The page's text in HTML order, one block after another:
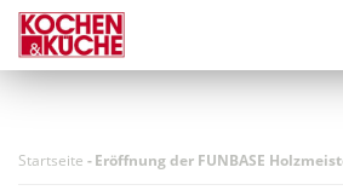
Direkt
zum
Inhalt
Startseite -Eröffnung der FUNBASE